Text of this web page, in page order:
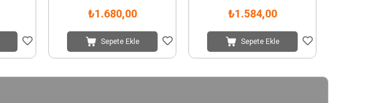
₺1.680,00
Sepete Ekle
₺1.584,00
Sepete Ekle